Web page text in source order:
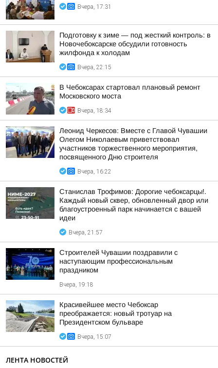
Вчера, 17:31
Подготовку к зиме — под жесткий контроль: в
Новочебоксарске обсудили готовность
жилфонда к холодам
Вчера, 22:15
В Чебоксарах стартовал плановый ремонт
Московского моста
Вчера, 18:34
Леонид Черкесов: Вместе с Главой Чувашии
Олегом Николаевым приветствовал
участников торжественного мероприятия,
посвященного Дню строителя
Вчера, 16:22
Станислав Трофимов: Дорогие чебоксарцы!.
Каждый новый сквер, обновленный двор или
благоустроенный парк начинается с вашей
идеи
Вчера, 21:57
Строителей Чувашии поздравили с
наступающим профессиональным
праздником
Вчера, 19:18
Красивейшее место Чебоксар
преображается: новый тротуар на
Президентском бульваре
Вчера, 15:07
ЛЕНТА НОВОСТЕЙ